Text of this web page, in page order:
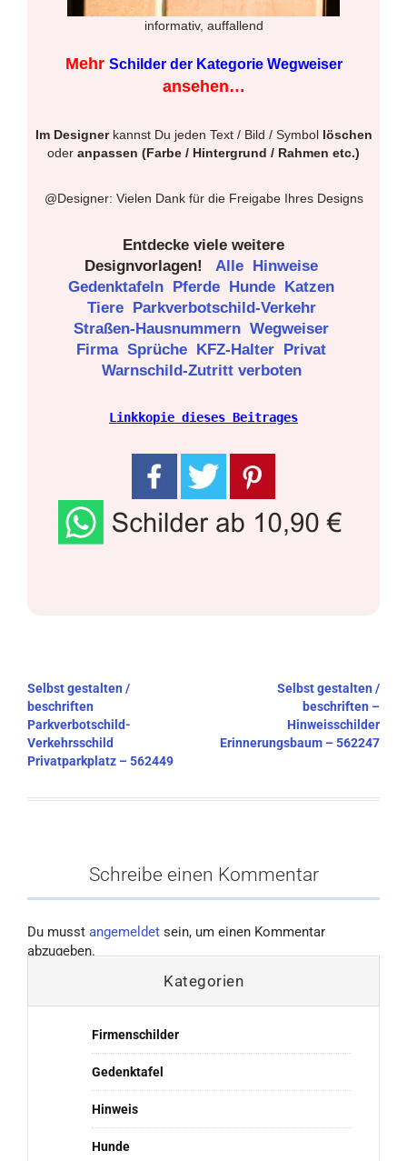
informativ, auffallend
Mehr Schilder der Kategorie Wegweiser
ansehen…
Im Designerkannst Du jeden Text / Bild / Symbol löschen
oder anpassen (Farbe / Hintergrund / Rahmen etc.)
@Designer: Vielen Dank für die Freigabe Ihres Designs
Entdecke viele weitere
Designvorlagen!
Alle Hinweise
Gedenktafeln Pferde Hunde Katzen
Tiere Parkverbotschild-Verkehr
Straßen-Hausnummern Wegweiser
Firma Sprüche KFZ-Halter Privat
Warnschild-Zutritt verboten
Linkkopie dieses Beitrages
Beitragsnavigation
Selbst gestalten /
beschriften
Parkverbotschild-
Verkehrsschild
Privatparkplatz – 562449
Selbst gestalten /
beschriften –
Hinweisschilder
Erinnerungsbaum – 562247
Schreibe einen Kommentar
Du musst angemeldet sein, um einen Kommentar
abzugeben.
Kategorien
Firmenschilder
Gedenktafel
Hinweis
Hunde